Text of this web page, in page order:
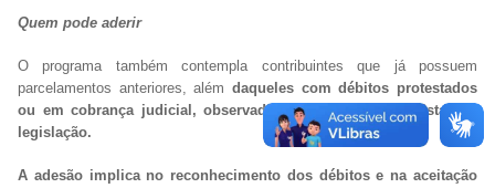
Quem pode aderir
O programa também contempla contribuintes que já possuem
parcelamentos anteriores, além daqueles com débitos protestados
ou em cobrança judicial, observadas as exigências previstas na
legislação.
A adesão implica no reconhecimento dos débitos e na aceitação